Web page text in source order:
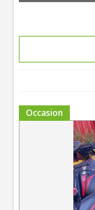
Occasion